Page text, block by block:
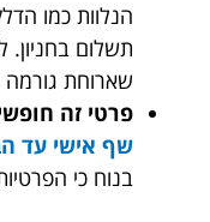
הנלוות כמו
תשלום
שארוחת
פרטי זה
שף אישי עד
בנוח כי